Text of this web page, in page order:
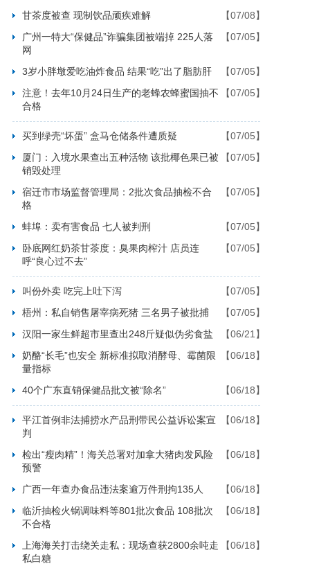
甘茶度被查 现制饮品顽疾难解
【07/08】
广州一特大“保健品”诈骗集团被端掉 225人落
网
【07/05】
3岁小胖墩爱吃油炸食品 结果“吃”出了脂肪肝
【07/05】
注意！去年10月24日生产的老蜂农蜂蜜国抽不
合格
【07/05】
买到绿壳“坏蛋” 盒马仓储条件遭质疑
【07/05】
厦门：入境水果查出五种活物 该批椰色果已被
销毁处理
【07/05】
宿迁市市场监督管理局：2批次食品抽检不合
格
【07/05】
蚌埠：卖有害食品 七人被判刑
【07/05】
卧底网红奶茶甘茶度：臭果肉榨汁 店员连
呼“良心过不去”
【07/05】
叫份外卖 吃完上吐下泻
【07/05】
梧州：私自销售屠宰病死猪 三名男子被批捕
【07/05】
汉阳一家生鲜超市里查出248斤疑似伪劣食盐
【06/21】
奶酪“长毛”也安全 新标准拟取消酵母、霉菌限
量指标
【06/18】
40个广东直销保健品批文被“除名” 【06/18】
平江首例非法捕捞水产品刑带民公益诉讼案宣
判
【06/18】
检出“瘦肉精”！海关总署对加拿大猪肉发风险
预警
【06/18】
广西一年查办食品违法案逾万件刑拘135人
【06/18】
临沂抽检火锅调味料等801批次食品 108批次
不合格
【06/18】
上海海关打击绕关走私：现场查获2800余吨走
私白糖
【06/18】